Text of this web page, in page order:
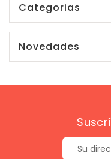
Categorias
Novedades